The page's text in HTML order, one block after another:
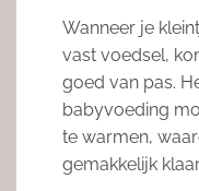
Wanneer je
vast voedsel,
goed van pas.
babyvoeding
te warmen,
gemakkelijk